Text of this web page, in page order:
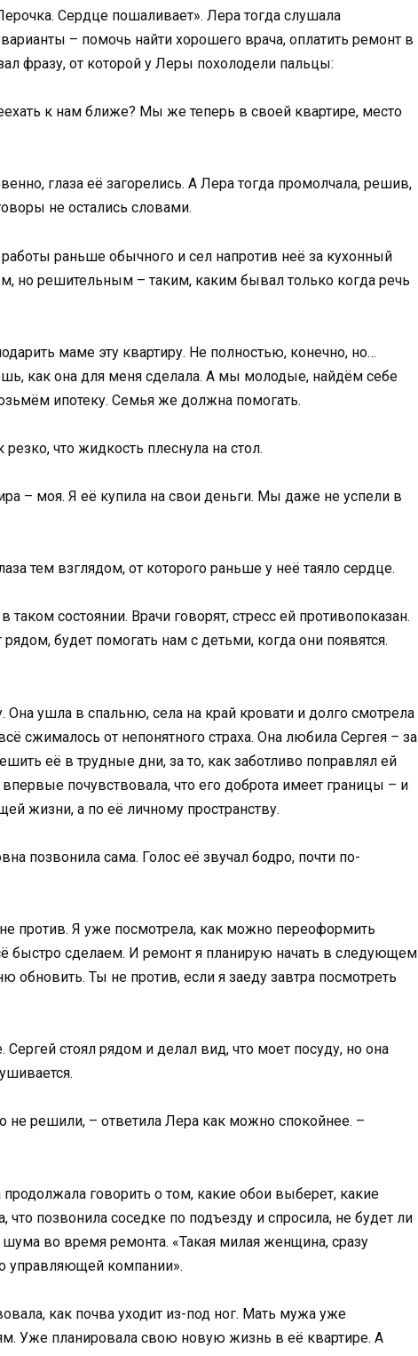
Сердце пошаливает». Лера тогда слушала
– помочь найти хорошего врача, оплатить ремонт в
фразу, от которой у Леры похолодели пальцы:
к нам ближе? Мы же теперь в своей квартире, место
глаза её загорелись. А Лера тогда промолчала, решив,
не остались словами.
раньше обычного и сел напротив неё за кухонный
но решительным – таким, каким бывал только когда речь
маме эту квартиру. Не полностью, конечно, но…
как она для меня сделала. А мы молодые, найдём себе
ипотеку. Семья же должна помогать.
что жидкость плеснула на стол.
– моя. Я её купила на свои деньги. Мы даже не успели в
тем взглядом, от которого раньше у неё таяло сердце.
состоянии. Врачи говорят, стресс ей противопоказан.
будет помогать нам с детьми, когда они появятся.
Она ушла в спальню, села на край кровати и долго смотрела
сжималось от непонятного страха. Она любила Сергея – за
её в трудные дни, за то, как заботливо поправлял ей
почувствовала, что его доброта имеет границы – и
жизни, а по её личному пространству.
позвонила сама. Голос её звучал бодро, почти по-
против. Я уже посмотрела, как можно переоформить
быстро сделаем. И ремонт я планирую начать в следующем
обновить. Ты не против, если я заеду завтра посмотреть
стоял рядом и делал вид, что моет посуду, но она
не решили, – ответила Лера как можно спокойнее. –
говорить о том, какие обои выберет, какие
позвонила соседке по подъезду и спросила, не будет ли
во время ремонта. «Такая милая женщина, сразу
управляющей компании».
как почва уходит из-под ног. Мать мужа уже
Уже планировала свою новую жизнь в её квартире. А